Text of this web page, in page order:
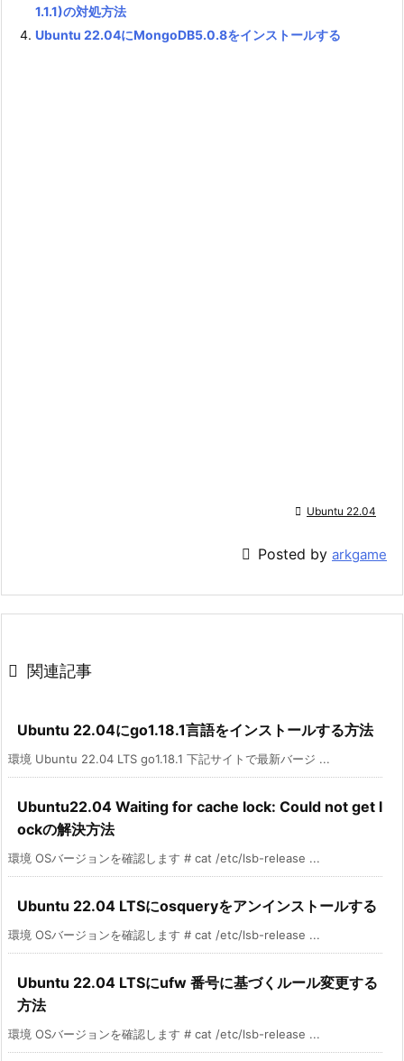
1.1.1)の対処方法
Ubuntu 22.04にMongoDB5.0.8をインストールする
 Ubuntu 22.04
 Posted by arkgame
 関連記事
Ubuntu 22.04にgo1.18.1言語をインストールする方法
環境 Ubuntu 22.04 LTS go1.18.1 下記サイトで最新バージ ...
Ubuntu22.04 Waiting for cache lock: Could not get l
ockの解決方法
環境 OSバージョンを確認します # cat /etc/lsb-release ...
Ubuntu 22.04 LTSにosqueryをアンインストールする
環境 OSバージョンを確認します # cat /etc/lsb-release ...
Ubuntu 22.04 LTSにufw 番号に基づくルール変更する
方法
環境 OSバージョンを確認します # cat /etc/lsb-release ...